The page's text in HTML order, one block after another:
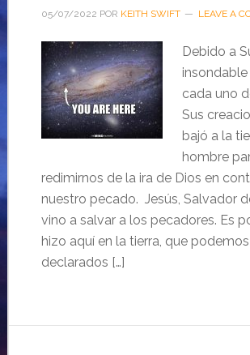
05/07/2022 POR KEITH SWIFT LEAVE A
Debido a
cada uno
Sus
bajó a la
hombre
redimirnos de la ira de Dios en
nuestro pecado. Jesús, Salvador
vino a salvar a los pecadores. Es
hizo aquí en la tierra, que
declarados […]